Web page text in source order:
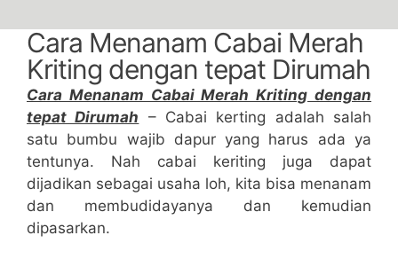
Cara Menanam Cabai Merah
Kriting dengan tepat Dirumah
Cara Menanam Cabai Merah Kriting dengan
tepat Dirumah – Cabai kerting adalah salah
satu bumbu wajib dapur yang harus ada ya
tentunya. Nah cabai keriting juga dapat
dijadikan sebagai usaha loh, kita bisa menanam
dan membudidayanya dan kemudian
dipasarkan.